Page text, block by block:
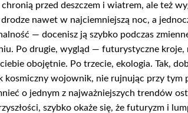
przed deszczem i wiatrem, ale też
nawet w najciemniejszą noc, a
— docenisz ją szybko podczas
Po drugie, wygląd — futurystyczne
obojętnie. Po trzecie, ekologia. Tak,
kosmiczny wojownik, nie rujnując przy
o jednym z najważniejszych trendów
szybko okaże się, że futuryzm i